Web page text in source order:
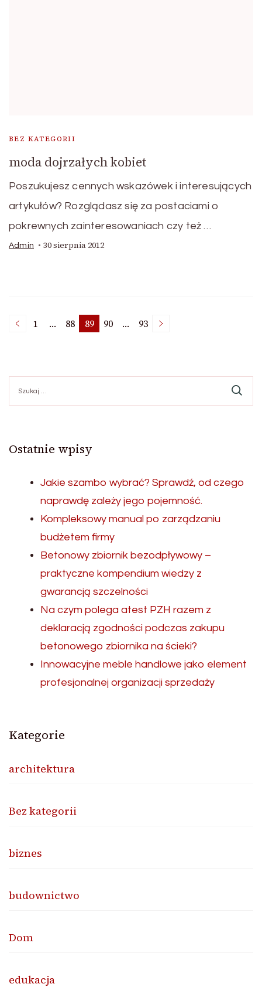
BEZ KATEGORII
moda dojrzałych kobiet
Poszukujesz cennych wskazówek i interesujących
artykułów? Rozglądasz się za postaciami o
pokrewnych zainteresowaniach czy też …
Admin 30 sierpnia 2012
Stronicowanie
wpisów
Strona
1 … Strona
88 Strona
89 Strona
90 … Strona
93
Ostatnie wpisy
Jakie szambo wybrać? Sprawdź, od czego
naprawdę zależy jego pojemność.
Kompleksowy manual po zarządzaniu
budżetem firmy
Betonowy zbiornik bezodpływowy –
praktyczne kompendium wiedzy z
gwarancją szczelności
Na czym polega atest PZH razem z
deklaracją zgodności podczas zakupu
betonowego zbiornika na ścieki?
Innowacyjne meble handlowe jako element
profesjonalnej organizacji sprzedaży
Kategorie
architektura
Bez kategorii
biznes
budownictwo
Dom
edukacja